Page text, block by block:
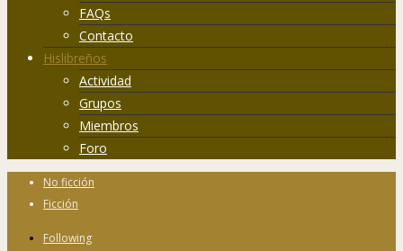
FAQs
Contacto
Hislibreños
Actividad
Grupos
Miembros
Foro
No ficción
Ficción
Following